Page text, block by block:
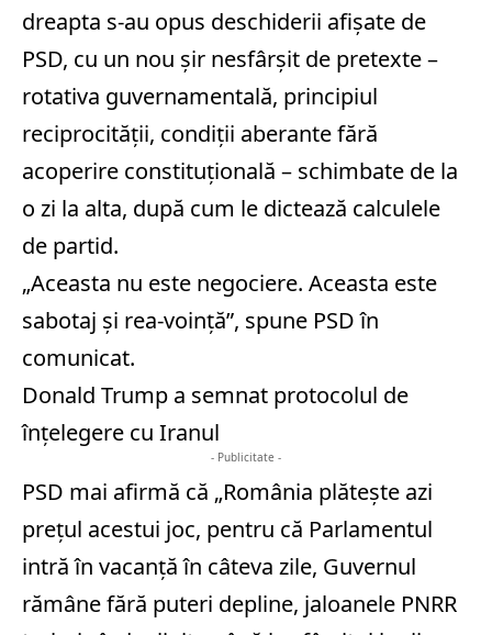
dreapta s-au opus deschiderii afişate de
PSD, cu un nou şir nesfârşit de pretexte –
rotativa guvernamentală, principiul
reciprocităţii, condiţii aberante fără
acoperire constituţională – schimbate de la
o zi la alta, după cum le dictează calculele
de partid.
„Aceasta nu este negociere. Aceasta este
sabotaj şi rea-voinţă”, spune PSD în
comunicat.
Donald Trump a semnat protocolul de
înţelegere cu Iranul
- Publicitate -
PSD mai afirmă că „România plăteşte azi
preţul acestui joc, pentru că Parlamentul
intră în vacanţă în câteva zile, Guvernul
rămâne fără puteri depline, jaloanele PNRR